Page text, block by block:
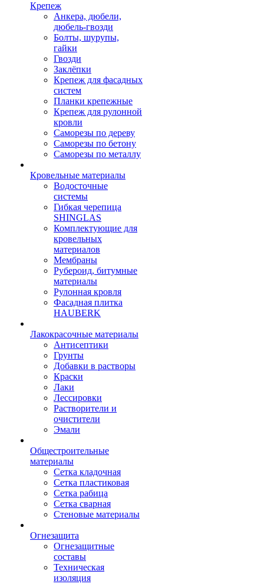
Крепеж
Анкера, дюбели,
дюбель-гвозди
Болты, шурупы,
гайки
Гвозди
Заклёпки
Крепеж для фасадных
систем
Планки крепежные
Крепеж для рулонной
кровли
Саморезы по дереву
Саморезы по бетону
Саморезы по металлу
Кровельные материалы
Водосточные
системы
Гибкая черепица
SHINGLAS
Комплектующие для
кровельных
материалов
Мембраны
Рубероид, битумные
материалы
Рулонная кровля
Фасадная плитка
HAUBERK
Лакокрасочные материалы
Антисептики
Грунты
Добавки в растворы
Краски
Лаки
Лессировки
Растворители и
очистители
Эмали
Общестроительные
материалы
Сетка кладочная
Сетка пластиковая
Сетка рабица
Сетка сварная
Стеновые материалы
Огнезащита
Огнезащитные
составы
Техническая
изоляция